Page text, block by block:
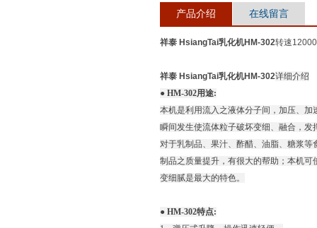
产品介绍 在线留言
祥泰 HsiangTai乳化机HM-302转速
祥泰 HsiangTai乳化机HM-302详细介绍
● HM-302用途:
本机是利用流入之液体分子间，加压、加
瞬间发生使流体粒子破坏变细、融合，发
对于乳制品、果汁、酢醋、油脂、糖浆等
制品之质量提升，有很大的帮助；本机可
变细腻是最大的特色。
● HM-302特点: